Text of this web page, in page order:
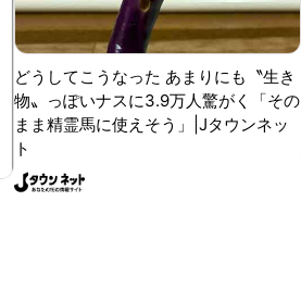
どうしてこうなった あまりにも〝生き
物〟っぽいナスに3.9万人驚がく「その
まま精霊馬に使えそう」|Jタウンネッ
ト